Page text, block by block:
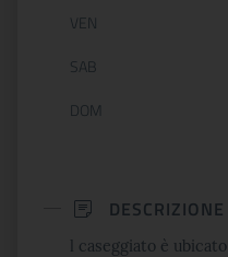
VEN
SAB
DOM
DESCRIZIONE
l caseggiato è